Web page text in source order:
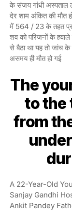
के संजय गांधी अस्पताल
देर शाम अंकित की मौत
में 564 / 23 के तहत
शव को परिजनों के हवाले
से बैठा था यह तो जांच के
असमय ही मौत हो गई
The
to the
from
A 22-Year-Old
Sanjay Gandhi
Ankit Pandey